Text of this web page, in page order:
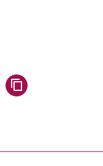
WhatsApp teilen
über Facebook